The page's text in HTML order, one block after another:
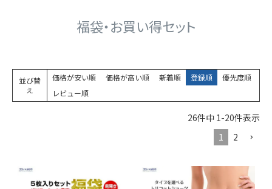
福袋・お買い得セット
並び替
え
価格が安い順 価格が高い順 新着順 登録順
優先度順
レビュー順
26件中 1-20件表示
1
2